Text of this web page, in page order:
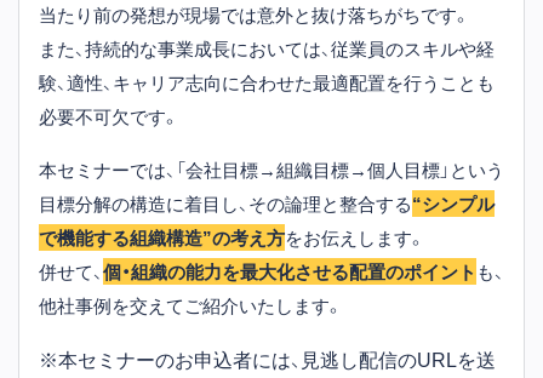
当たり前の発想が現場では意外と抜け落ちがちです。
また、持続的な事業成長においては、従業員のスキルや経
験、適性、キャリア志向に合わせた最適配置を行うことも
必要不可欠です。
本セミナーでは、「会社目標→組織目標→個人目標」という
目標分解の構造に着目し、その論理と整合する“シンプル
で機能する組織構造”の考え方をお伝えします。
併せて、個・組織の能力を最大化させる配置のポイント も、
他社事例を交えてご紹介いたします。
※本セミナーのお申込者には、見逃し配信のURLを送